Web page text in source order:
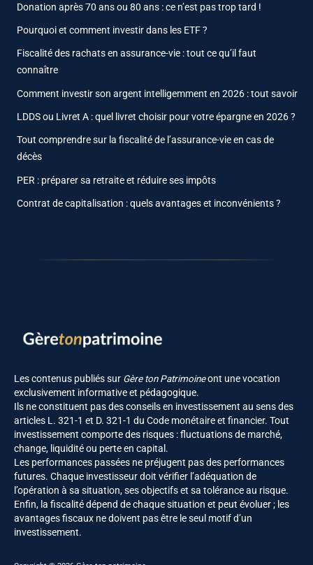
Donation après 70 ans ou 80 ans : ce n’est pas trop tard !
Pourquoi et comment investir dans les ETF ?
Fiscalité des rachats en assurance-vie : tout ce qu’il faut
connaître
Comment investir son argent intelligemment en 2026 : tout savoir
LDDS ou Livret A : quel livret choisir pour votre épargne en 2026 ?
Tout comprendre sur la fiscalité de l’assurance-vie en cas de
décès
PER : préparer sa retraite et réduire ses impôts
Contrat de capitalisation : quels avantages et inconvénients ?
Les contenus publiés sur Gère ton Patrimoineont une vocation
exclusivement informative et pédagogique.
Ils ne constituent pas des conseils en investissement au sens des
articles L. 321-1 et D. 321-1 du Code monétaire et financier. Tout
investissement comporte des risques : fluctuations de marché,
change, liquidité ou perte en capital.
Les performances passées ne préjugent pas des performances
futures. Chaque investisseur doit vérifier l’adéquation de
l’opération à sa situation, ses objectifs et sa tolérance au risque.
Enfin, la fiscalité dépend de chaque situation et peut évoluer ; les
avantages fiscaux ne doivent pas être le seul motif d’un
investissement.